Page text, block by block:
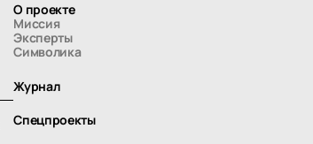
О проекте
Миссия
Эксперты
Символика
Журнал
Спецпроекты